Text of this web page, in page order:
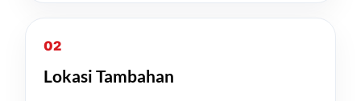
02
Lokasi Tambahan